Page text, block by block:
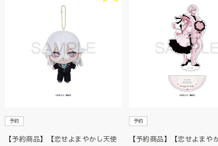
予約
【予約商品】【恋せよまやかし天使
予約
【予約商品】【恋せよまや